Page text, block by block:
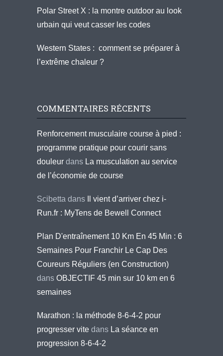
Polar Street X : la montre outdoor au look
urbain qui veut casser les codes
Western States : comment se préparer à
l’extrême chaleur ?
COMMENTAIRES RÉCENTS
Renforcement musculaire course à pied :
programme pratique pour courir sans
douleur dans La musculation au service
de l’économie de course
Scibetta dans
Il vient d’arriver chez i-
Run.fr : MyTens de Bewell Connect
Plan D'entraînement 10 Km En 45 Min : 6
Semaines Pour Franchir Le Cap Des
Coureurs Réguliers (en Construction)
dans OBJECTIF 45 min sur 10 km en 6
semaines
Marathon : la méthode 8-6-4-2 pour
progresser vite dans La séance en
progression 8-6-4-2